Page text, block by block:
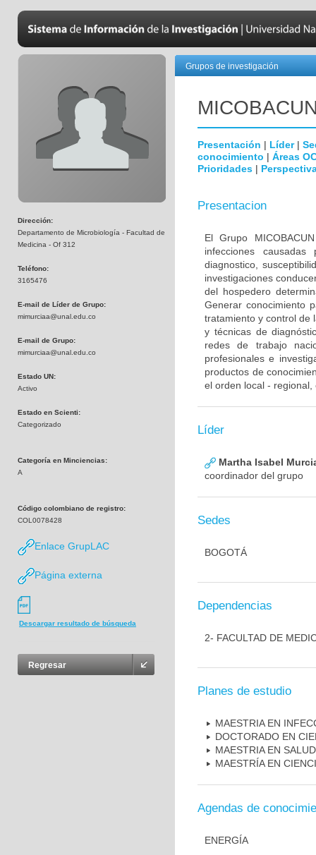
Dirección:
Departamento de Microbiología - Facultad de
Medicina - Of 312
Teléfono:
3165476
E-mail de Líder de Grupo:
mimurciaa@unal.edu.co
E-mail de Grupo:
mimurciaa@unal.edu.co
Estado UN:
Activo
Estado en Scienti:
Categorizado
Categoría en Minciencias:
A
Código colombiano de registro:
COL0078428
Enlace GrupLAC
Página externa
Descargar resultado de búsqueda
Regresar
Grupos de investigación
Presentación | Líder|
conocimiento | Áreas
Prioridades |
Presentacion
El Grupo
infecciones
diagnostico,
investigaciones
del hospedero
Generar conocimiento
tratamiento y control de
y técnicas de
redes de trabajo
profesionales e
productos de
el orden local -
Líder
Martha Isabel
coordinador del grupo
Sedes
BOGOTÁ
Dependencias
2- FACULTAD DE
Planes de estudio
MAESTRIA EN
DOCTORADO EN
MAESTRIA EN
MAESTRÍA EN
Agendas de
ENERGÍA